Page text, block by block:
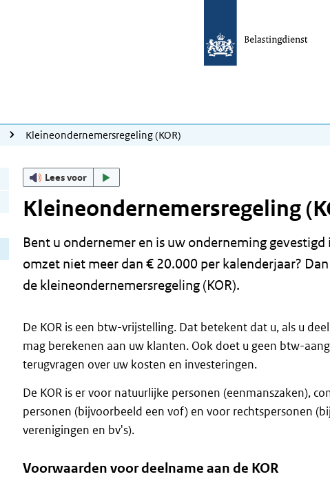
Kleineondernemersregeling (KOR)
Lees voor
Kleineondernemersregeling
Bent u ondernemer en is uw onderneming gevestigd
omzet niet meer dan € 20.000 per kalenderjaar?
de kleineondernemersregeling (KOR).
De KOR is een btw-vrijstelling. Dat betekent dat u, als u
mag berekenen aan uw klanten. Ook doet u geen btw-
terugvragen over uw kosten en investeringen.
De KOR is er voor natuurlijke personen (eenmanszaken),
personen (bijvoorbeeld een vof) en voor rechtspersonen
verenigingen en bv's).
Voorwaarden voor deelname aan de KOR